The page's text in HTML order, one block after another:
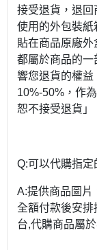
接受退貨，退
使用的外包裝
貼在商品原廠
都屬於商品的
響您退貨的權益
10%-50%，作
恕不接受退貨」
Q:可以代購指定
A:提供商品圖片
全額付款後安
台,代購商品屬